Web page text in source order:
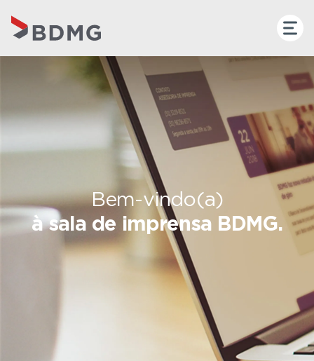
Bem-vindo(a)
à sala de imprensa BDMG.